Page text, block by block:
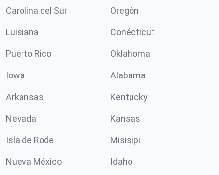
Carolina del Sur Oregón
Luisiana Conécticut
Puerto Rico Oklahoma
Iowa Alabama
Arkansas Kentucky
Nevada Kansas
Isla de Rode Misisipi
Nueva México Idaho